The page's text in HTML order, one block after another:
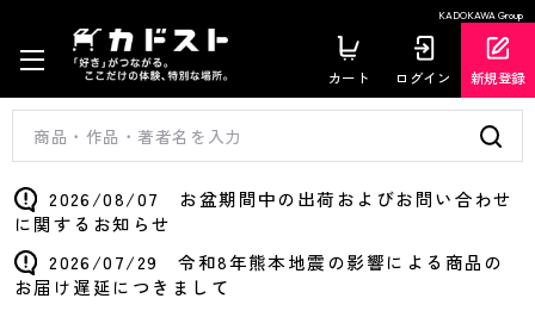
KADOKAWA Group
カート ログイン 新規登録
2026/08/07 お盆期間中の出荷およびお問い合わせ
に関するお知らせ
2026/07/29 令和8年熊本地震の影響による商品の
お届け遅延につきまして